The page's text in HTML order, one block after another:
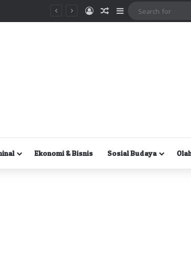
MasukRandom Article
Sidebar
Ekonomi & Bisnis Sosial Budaya